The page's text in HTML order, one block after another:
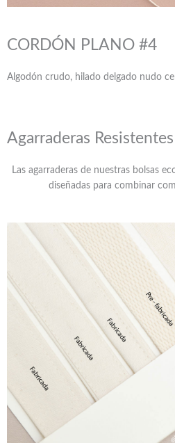
CORDÓN PLANO #4
Algodón crudo, hilado delgado nudo
Agarraderas Resistentes
Las agarraderas de nuestras bolsas
diseñadas para combinar